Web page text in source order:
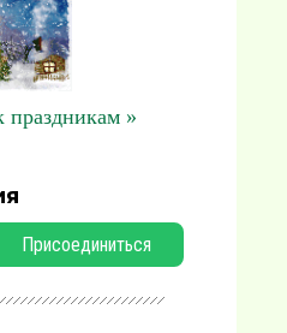
праздникам »
Присоединиться